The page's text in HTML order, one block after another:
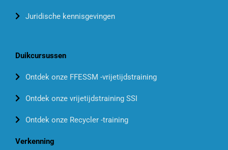
Juridische kennisgevingen
Duikcursussen
Ontdek onze FFESSM -vrijetijdstraining
Ontdek onze vrijetijdstraining SSI
Ontdek onze Recycler -training
Verkenning